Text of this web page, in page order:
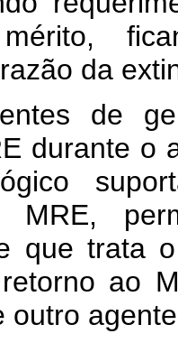
da
de
durante o
MRE,
que trata
ao
outro